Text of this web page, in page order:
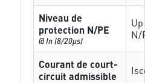
Niveau de
protection N/PE
@ In (8/20µs)
Up
N/
Courant de court-
circuit admissible